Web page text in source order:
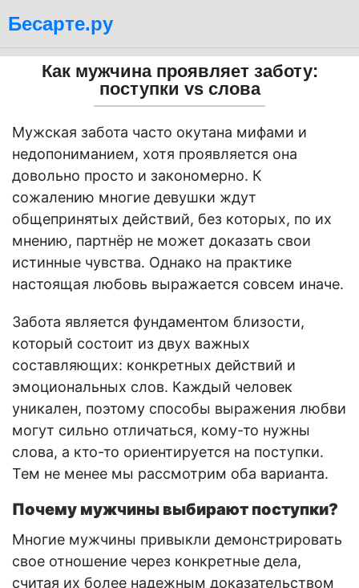
Бесарте.ру
Как мужчина проявляет заботу:
поступки vs слова
Мужская забота часто окутана мифами и
недопониманием, хотя проявляется она
довольно просто и закономерно. К
сожалению многие девушки ждут
общепринятых действий, без которых, по их
мнению, партнёр не может доказать свои
истинные чувства. Однако на практике
настоящая любовь выражается совсем иначе.
Забота является фундаментом близости,
который состоит из двух важных
составляющих: конкретных действий и
эмоциональных слов. Каждый человек
уникален, поэтому способы выражения любви
могут сильно отличаться, кому-то нужны
слова, а кто-то ориентируется на поступки.
Тем не менее мы рассмотрим оба варианта.
Почему мужчины выбирают поступки?
Многие мужчины привыкли демонстрировать
свое отношение через конкретные дела,
считая их более надежным доказательством